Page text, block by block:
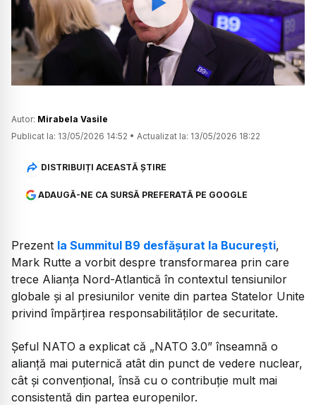
Watch
Autor: Mirabela Vasile
Publicat la: 13/05/2026 14:52 • Actualizat la: 13/05/2026 18:22
DISTRIBUIȚI ACEASTĂ ȘTIRE
ADAUGĂ-NE CA SURSĂ PREFERATĂ PE GOOGLE
Prezent la Summitul B9 desfășurat la București,
Mark Rutte a vorbit despre transformarea prin care
trece Alianța Nord-Atlantică în contextul tensiunilor
globale și al presiunilor venite din partea Statelor Unite
privind împărțirea responsabilităților de securitate.
Șeful NATO a explicat că „NATO 3.0” înseamnă o
alianță mai puternică atât din punct de vedere nuclear,
cât și convențional, însă cu o contribuție mult mai
consistentă din partea europenilor.